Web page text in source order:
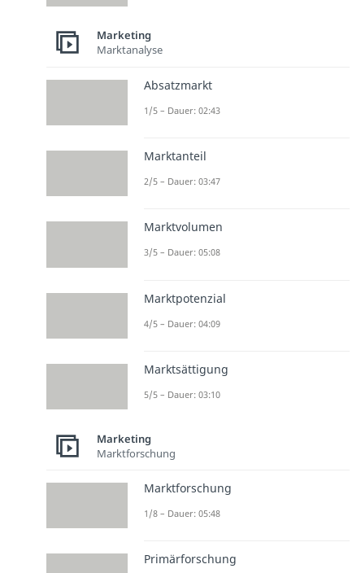
Marketing
Marktanalyse
Absatzmarkt
1/5 – Dauer: 02:43
Marktanteil
2/5 – Dauer: 03:47
Marktvolumen
3/5 – Dauer: 05:08
Marktpotenzial
4/5 – Dauer: 04:09
Marktsättigung
5/5 – Dauer: 03:10
Marketing
Marktforschung
Marktforschung
1/8 – Dauer: 05:48
Primärforschung